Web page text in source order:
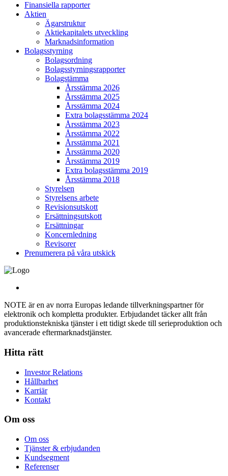
Finansiella rapporter
Aktien
Ägarstruktur
Aktiekapitalets utveckling
Marknadsinformation
Bolagsstyrning
Bolagsordning
Bolagsstyrningsrapporter
Bolagstämma
Årsstämma 2026
Årsstämma 2025
Årsstämma 2024
Extra bolagsstämma 2024
Årsstämma 2023
Årsstämma 2022
Årsstämma 2021
Årsstämma 2020
Årsstämma 2019
Extra bolagsstämma 2019
Årsstämma 2018
Styrelsen
Styrelsens arbete
Revisionsutskott
Ersättningsutskott
Ersättningar
Koncernledning
Revisorer
Prenumerera på våra utskick
NOTE är en av norra Europas ledande tillverkningspartner för
elektronik och kompletta produkter. Erbjudandet täcker allt från
produktionstekniska tjänster i ett tidigt skede till serieproduktion och
avancerade eftermarknadstjänster.
Hitta rätt
Investor Relations
Hållbarhet
Karriär
Kontakt
Om oss
Om oss
Tjänster & erbjudanden
Kundsegment
Referenser